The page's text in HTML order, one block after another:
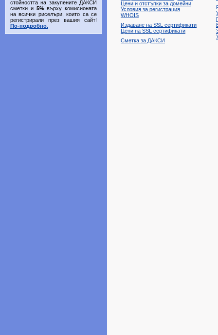
стойността на закупените ДАКСИ
сметки и 5%върху комисионата
на всички риселъри, които са се
регистрирали през вашия сайт!
По-подробно.
Цени и отстъпки за домейни
Условия за регистрация
WHOIS
Издаване на SSL сертификати
Цени на SSL сертификати
Сметка за ДАКСИ